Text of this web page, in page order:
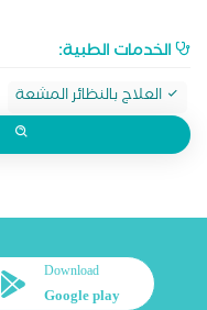
الخدمات الطبية:
العلاج بالنظائر المشعة
Download
Google play